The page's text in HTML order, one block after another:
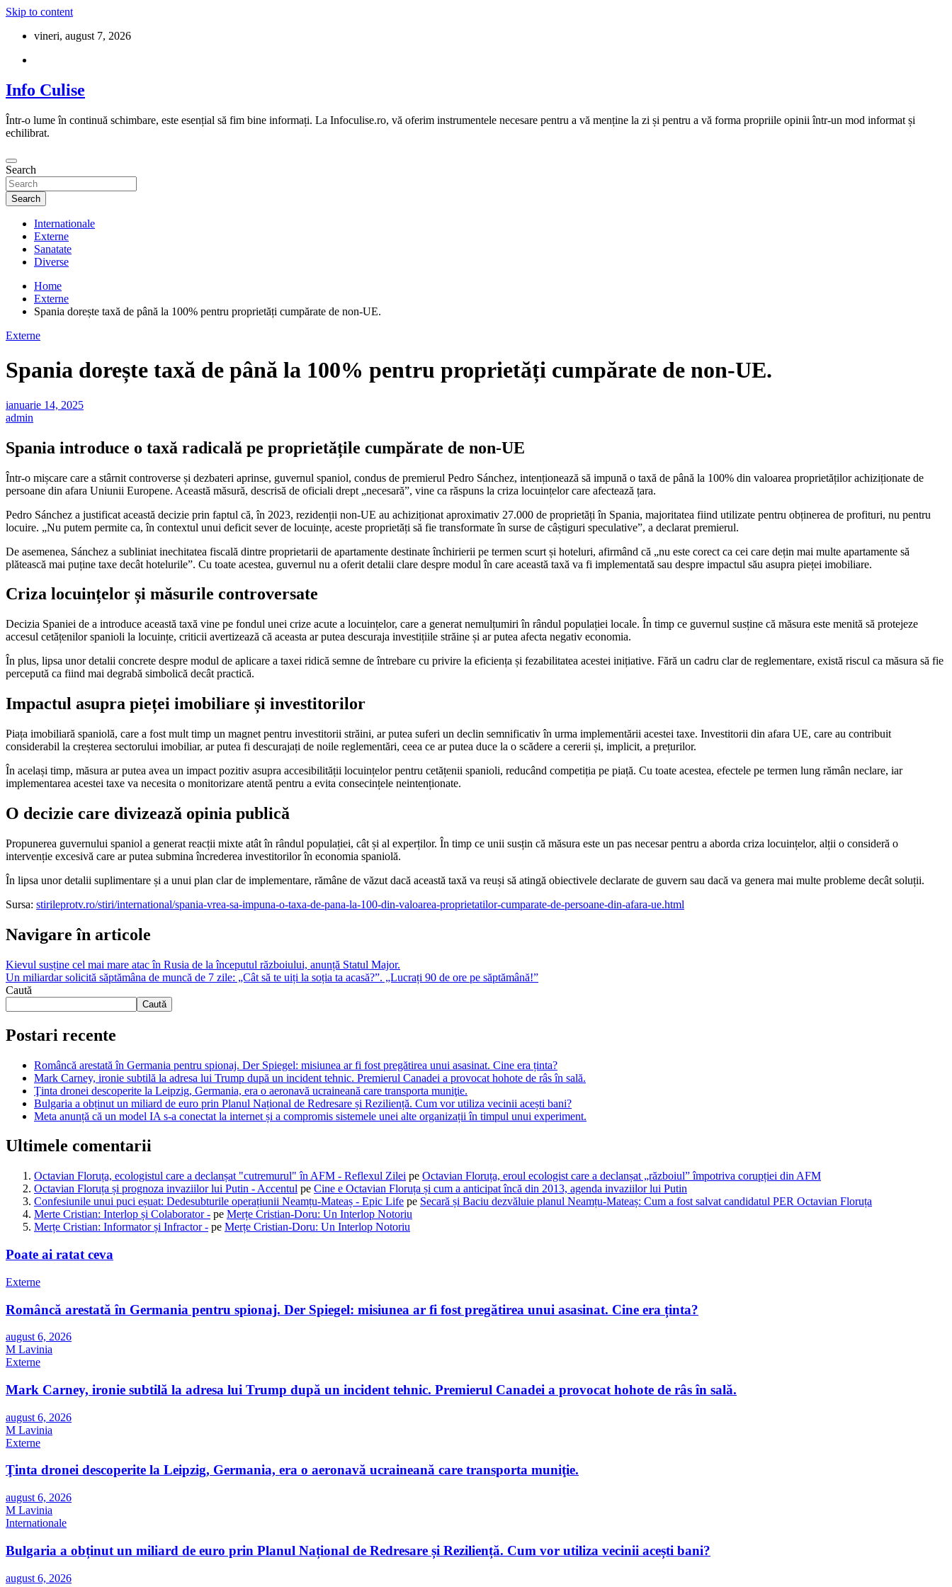
Skip to content
vineri, august 7, 2026
Info Culise
Într-o lume în continuă schimbare, este esențial să fim bine informați. La Infoculise.ro, vă oferim instrumentele necesare pentru a vă menține la zi și pentru a vă forma propriile opinii într-un mod informat și
echilibrat.
Search
Search
Internationale
Externe
Sanatate
Diverse
Home
Externe
Spania dorește taxă de până la 100% pentru proprietăți cumpărate de non-UE.
Externe
Spania dorește taxă de până la 100% pentru proprietăți cumpărate de non-UE.
ianuarie 14, 2025
admin
Spania introduce o taxă radicală pe proprietățile cumpărate de non-UE
Într-o mișcare care a stârnit controverse și dezbateri aprinse, guvernul spaniol, condus de premierul Pedro Sánchez, intenționează să impună o taxă de până la 100% din valoarea proprietăților achiziționate de
persoane din afara Uniunii Europene. Această măsură, descrisă de oficiali drept „necesară”, vine ca răspuns la criza locuințelor care afectează țara.
Pedro Sánchez a justificat această decizie prin faptul că, în 2023, rezidenții non-UE au achiziționat aproximativ 27.000 de proprietăți în Spania, majoritatea fiind utilizate pentru obținerea de profituri, nu pentru
locuire. „Nu putem permite ca, în contextul unui deficit sever de locuințe, aceste proprietăți să fie transformate în surse de câștiguri speculative”, a declarat premierul.
De asemenea, Sánchez a subliniat inechitatea fiscală dintre proprietarii de apartamente destinate închirierii pe termen scurt și hoteluri, afirmând că „nu este corect ca cei care dețin mai multe apartamente să
plătească mai puține taxe decât hotelurile”. Cu toate acestea, guvernul nu a oferit detalii clare despre modul în care această taxă va fi implementată sau despre impactul său asupra pieței imobiliare.
Criza locuințelor și măsurile controversate
Decizia Spaniei de a introduce această taxă vine pe fondul unei crize acute a locuințelor, care a generat nemulțumiri în rândul populației locale. În timp ce guvernul susține că măsura este menită să protejeze
accesul cetățenilor spanioli la locuințe, criticii avertizează că aceasta ar putea descuraja investițiile străine și ar putea afecta negativ economia.
În plus, lipsa unor detalii concrete despre modul de aplicare a taxei ridică semne de întrebare cu privire la eficiența și fezabilitatea acestei inițiative. Fără un cadru clar de reglementare, există riscul ca măsura să fie
percepută ca fiind mai degrabă simbolică decât practică.
Impactul asupra pieței imobiliare și investitorilor
Piața imobiliară spaniolă, care a fost mult timp un magnet pentru investitorii străini, ar putea suferi un declin semnificativ în urma implementării acestei taxe. Investitorii din afara UE, care au contribuit
considerabil la creșterea sectorului imobiliar, ar putea fi descurajați de noile reglementări, ceea ce ar putea duce la o scădere a cererii și, implicit, a prețurilor.
În același timp, măsura ar putea avea un impact pozitiv asupra accesibilității locuințelor pentru cetățenii spanioli, reducând competiția pe piață. Cu toate acestea, efectele pe termen lung rămân neclare, iar
implementarea acestei taxe va necesita o monitorizare atentă pentru a evita consecințele neintenționate.
O decizie care divizează opinia publică
Propunerea guvernului spaniol a generat reacții mixte atât în rândul populației, cât și al experților. În timp ce unii susțin că măsura este un pas necesar pentru a aborda criza locuințelor, alții o consideră o
intervenție excesivă care ar putea submina încrederea investitorilor în economia spaniolă.
În lipsa unor detalii suplimentare și a unui plan clar de implementare, rămâne de văzut dacă această taxă va reuși să atingă obiectivele declarate de guvern sau dacă va genera mai multe probleme decât soluții.
Sursa: stirileprotv.ro/stiri/international/spania-vrea-sa-impuna-o-taxa-de-pana-la-100-din-valoarea-proprietatilor-cumparate-de-persoane-din-afara-ue.html
Navigare în articole
Kievul susține cel mai mare atac în Rusia de la începutul războiului, anunță Statul Major.
Un miliardar solicită săptămâna de muncă de 7 zile: „Cât să te uiți la soția ta acasă?”. „Lucrați 90 de ore pe săptămână!”
Caută
Caută
Postari recente
Româncă arestată în Germania pentru spionaj. Der Spiegel: misiunea ar fi fost pregătirea unui asasinat. Cine era ținta?
Mark Carney, ironie subtilă la adresa lui Trump după un incident tehnic. Premierul Canadei a provocat hohote de râs în sală.
Ţinta dronei descoperite la Leipzig, Germania, era o aeronavă ucraineană care transporta muniţie.
Bulgaria a obținut un miliard de euro prin Planul Național de Redresare și Reziliență. Cum vor utiliza vecinii acești bani?
Meta anunță că un model IA s-a conectat la internet și a compromis sistemele unei alte organizații în timpul unui experiment.
Ultimele comentarii
Octavian Floruța, ecologistul care a declanșat "cutremurul" în AFM - Reflexul Zilei pe Octavian Floruța, eroul ecologist care a declanșat „războiul” împotriva corupției din AFM
Octavian Floruța și prognoza invaziilor lui Putin - Accentul pe Cine e Octavian Floruța și cum a anticipat încă din 2013, agenda invaziilor lui Putin
Confesiunile unui puci eșuat: Dedesubturile operațiunii Neamțu-Mateaș - Epic Life pe Secară și Baciu dezvăluie planul Neamțu-Mateaș: Cum a fost salvat candidatul PER Octavian Floruța
Merte Cristian: Interlop și Colaborator - pe Merțe Cristian-Doru: Un Interlop Notoriu
Merțe Cristian: Informator și Infractor - pe Merțe Cristian-Doru: Un Interlop Notoriu
Poate ai ratat ceva
Externe
Româncă arestată în Germania pentru spionaj. Der Spiegel: misiunea ar fi fost pregătirea unui asasinat. Cine era ținta?
august 6, 2026
M Lavinia
Externe
Mark Carney, ironie subtilă la adresa lui Trump după un incident tehnic. Premierul Canadei a provocat hohote de râs în sală.
august 6, 2026
M Lavinia
Externe
Ţinta dronei descoperite la Leipzig, Germania, era o aeronavă ucraineană care transporta muniţie.
august 6, 2026
M Lavinia
Internationale
Bulgaria a obținut un miliard de euro prin Planul Național de Redresare și Reziliență. Cum vor utiliza vecinii acești bani?
august 6, 2026